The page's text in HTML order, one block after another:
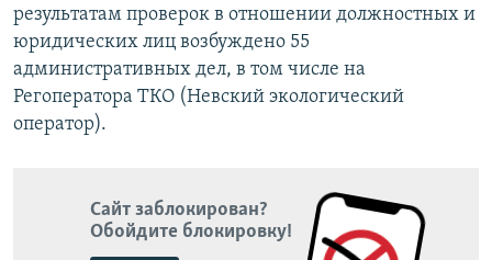
результатам проверок в отношении должностных и
юридических лиц возбуждено 55
административных дел, в том числе на
Регоператора ТКО (Невский экологический
оператор).
Сайт заблокирован?
Обойдите блокировку!